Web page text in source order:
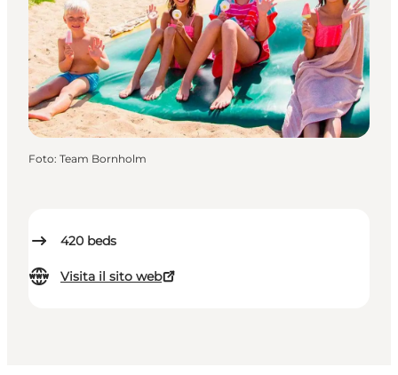
420 beds
Visita il sito web
Foto: Team Bornholm